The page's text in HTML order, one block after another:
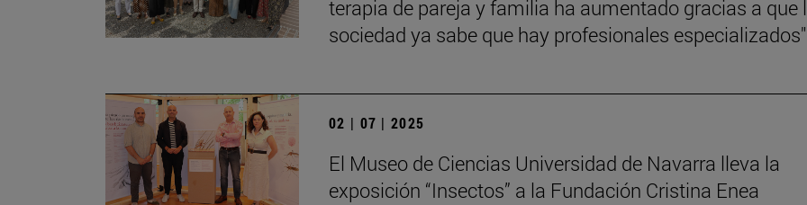
terapia de pareja y familia ha aumentado gracias a que
sociedad ya sabe que hay profesionales especializados"
02 | 07 | 2025
El Museo de Ciencias Universidad de Navarra lleva la
exposición “Insectos” a la Fundación Cristina Enea